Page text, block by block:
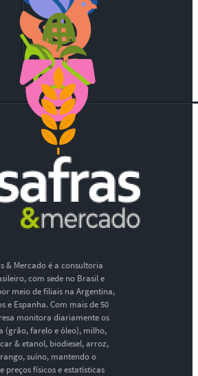
& Mercado é a consultoria
com sede no Brasil e
meio de filiais na Argentina,
e Espanha. Com mais de 50
monitora diariamente os
(grão, farelo e óleo), milho,
& etanol, biodiesel, arroz,
suíno, mantendo o
preços físicos e estatísticas